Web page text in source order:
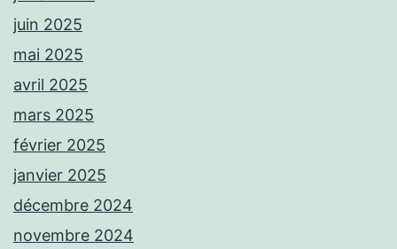
juin 2025
mai 2025
avril 2025
mars 2025
février 2025
janvier 2025
décembre 2024
novembre 2024